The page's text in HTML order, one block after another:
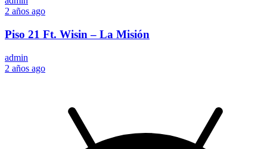
2 años ago
Piso 21 Ft. Wisin – La Misión
admin
2 años ago